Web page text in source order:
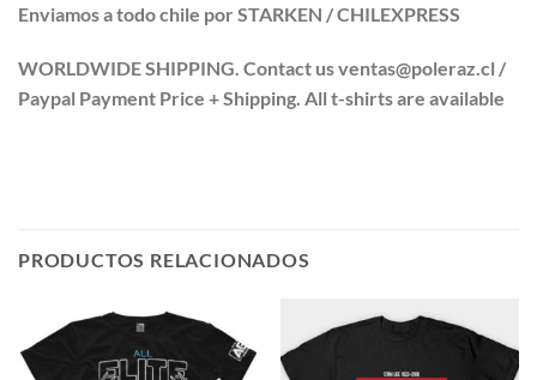
Enviamos a todo chile por STARKEN / CHILEXPRESS
WORLDWIDE SHIPPING. Contact us ventas@poleraz.cl /
Paypal Payment Price + Shipping. All t-shirts are available
PRODUCTOS RELACIONADOS